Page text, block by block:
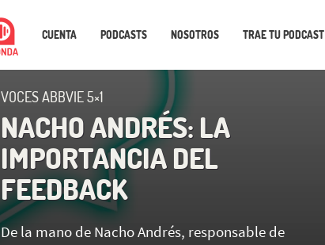
CUENTA PODCASTS NOSOTROS TRAE TU PODCAST
VOCES ABBVIE 5×1
NACHO ANDRÉS: LA
IMPORTANCIA DEL
FEEDBACK
De la mano de Nacho Andrés, responsable de